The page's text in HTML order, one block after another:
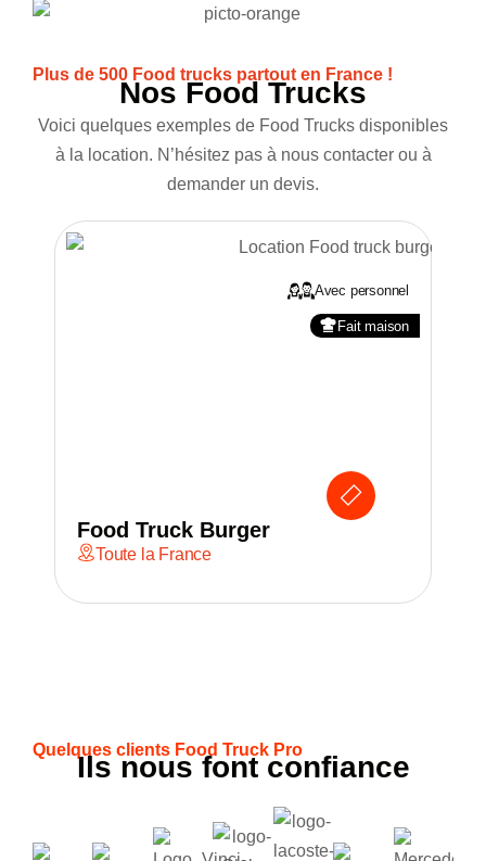
Plus de 500 Food trucks partout en France !
Nos Food Trucks
Voici quelques exemples de Food Trucks disponibles
à la location. N’hésitez pas à nous contacter ou à
demander un devis.
Food Truck Burger
Toute la France
Avec personnel
Fait maison
Quelques clients Food Truck Pro
Ils nous font confiance